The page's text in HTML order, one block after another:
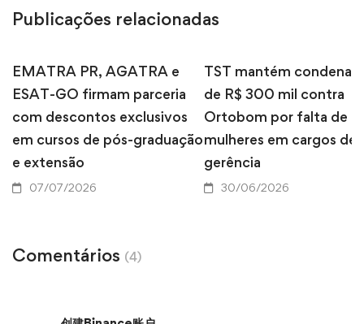
Publicações relacionadas
EMATRA PR, AGATRA e
ESAT-GO firmam parceria
com descontos exclusivos
em cursos de pós-graduação
e extensão
07/07/2026
TST mantém
de R$ 300 mil contra
Ortobom por falta de
mulheres em cargos de
gerência
30/06/2026
Comentários (4)